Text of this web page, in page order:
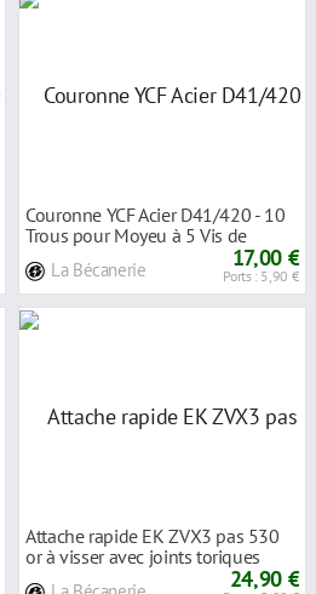
Couronne YCF Acier D41/420 - 10
Trous pour Moyeu à 5 Vis de
La Bécanerie 17,00 €
Ports : 5,90 €
Attache rapide EK ZVX3 pas 530
or à visser avec joints toriques
24,90 €